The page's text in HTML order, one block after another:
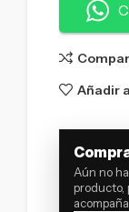
Añadir
Aún no
producto,